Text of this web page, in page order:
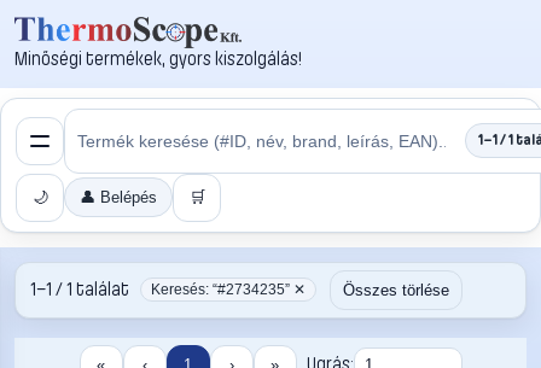
Minőségi termékek, gyors kiszolgálás!
1–1 / 1
🌙 👤 Belépés 🛒
1–1 / 1 találat Keresés: “#2734235” ✕ Összes törlése